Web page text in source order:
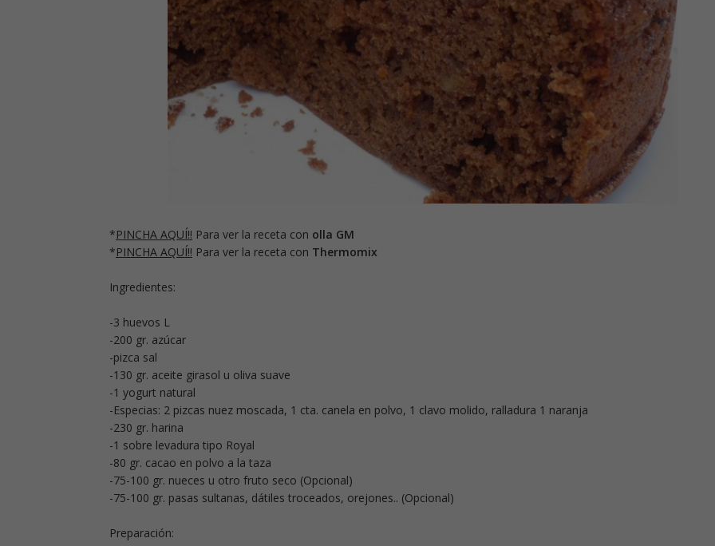
*PINCHA AQUÍ!! Para ver la receta con olla GM
*PINCHA AQUÍ!! Para ver la receta con Thermomix
Ingredientes:
-3 huevos L
-200 gr. azúcar
-pizca sal
-130 gr. aceite girasol u oliva suave
-1 yogurt natural
-Especias: 2 pizcas nuez moscada, 1 cta. canela en polvo, 1 clavo molido, ralladura 1 naranja
-230 gr. harina
-1 sobre levadura tipo Royal
-80 gr. cacao en polvo a la taza
-75-100 gr. nueces u otro fruto seco (Opcional)
-75-100 gr. pasas sultanas, dátiles troceados, orejones.. (Opcional)
Preparación: